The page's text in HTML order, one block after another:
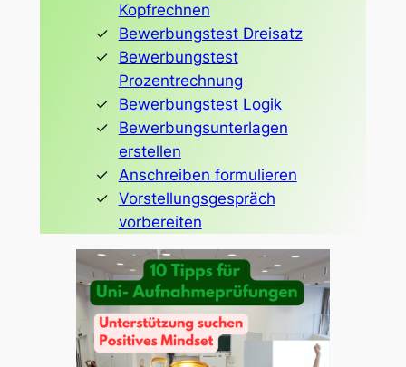
Kopfrechnen
Bewerbungstest Dreisatz
Bewerbungstest
Prozentrechnung
Bewerbungstest Logik
Bewerbungsunterlagen
erstellen
Anschreiben formulieren
Vorstellungsgespräch
vorbereiten